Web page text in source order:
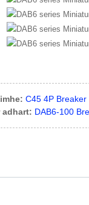
C45 4P
adhart: DAB6-100